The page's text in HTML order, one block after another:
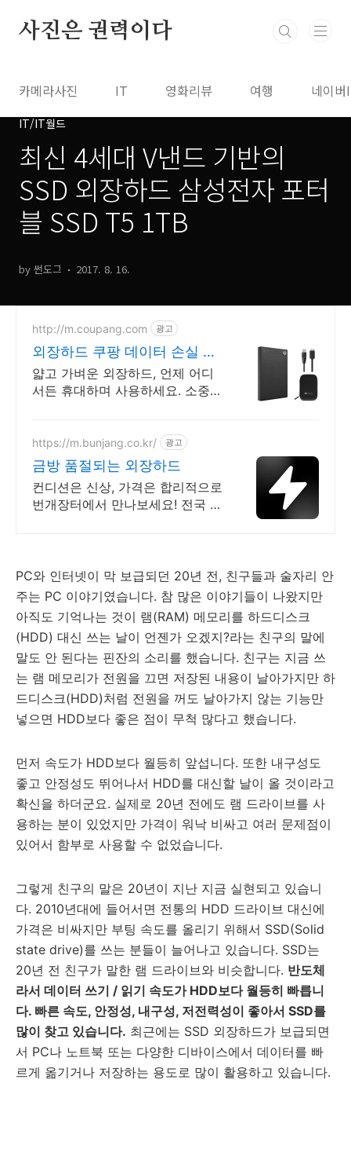
사진은 권력이다
카메라사진 IT 영화리뷰 여행 네이
IT/IT월드
최신 4세대 V낸드 기반의
SSD 외장하드 삼성전자 포터
블 SSD T5 1TB
by 썬도그 2017. 8. 16.
http://m.coupang.com 광고
외장하드 쿠팡 데이터 손실 걱
정 없이
얇고 가벼운 외장하드, 언제 어디
서든 휴대하며 사용하세요. 소중한
https://m.bunjang.co.kr/ 광고
금방 품절되는 외장하드
컨디션은 신상, 가격은 합리적으로
번개장터에서 만나보세요! 전국 각
PC와 인터넷이 막 보급되던 20년 전, 친구들과 술자리 안
주는 PC 이야기였습니다. 참 많은 이야기들이 나왔지만
아직도 기억나는 것이 램(RAM) 메모리를 하드디스크
(HDD) 대신 쓰는 날이 언젠가 오겠지?라는 친구의 말에
말도 안 된다는 핀잔의 소리를 했습니다. 친구는 지금 쓰
는 램 메모리가 전원을 끄면 저장된 내용이 날아가지만 하
드디스크(HDD)처럼 전원을 꺼도 날아가지 않는 기능만
넣으면 HDD보다 좋은 점이 무척 많다고 했습니다.
먼저 속도가 HDD보다 월등히 앞섭니다. 또한 내구성도
좋고 안정성도 뛰어나서 HDD를 대신할 날이 올 것이라고
확신을 하더군요. 실제로 20년 전에도 램 드라이브를 사
용하는 분이 있었지만 가격이 워낙 비싸고 여러 문제점이
있어서 함부로 사용할 수 없었습니다.
그렇게 친구의 말은 20년이 지난 지금 실현되고 있습니
다. 2010년대에 들어서면 전통의 HDD 드라이브 대신에
가격은 비싸지만 부팅 속도를 올리기 위해서 SSD(Solid
state drive)를 쓰는 분들이 늘어나고 있습니다. SSD는
20년 전 친구가 말한 램 드라이브와 비슷합니다. 반도체
라서 데이터 쓰기 / 읽기 속도가 HDD보다 월등히 빠릅니
다. 빠른 속도, 안정성, 내구성, 저전력성이 좋아서 SSD를
많이 찾고 있습니다. 최근에는 SSD 외장하드가 보급되면
서 PC나 노트북 또는 다양한 디바이스에서 데이터를 빠
르게 옮기거나 저장하는 용도로 많이 활용하고 있습니다.